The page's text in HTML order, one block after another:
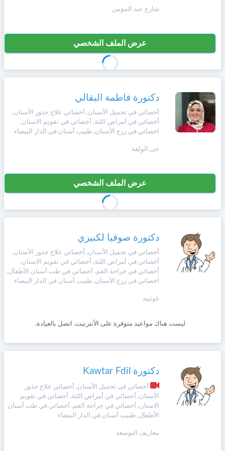
شارع عبد المؤمن
عرض الملف الشخصي
دكتورة فاطمة البقالي
أخصائي في تجميل الأسنان, أخصائي علاج جذور الأسنان,
أخصائي في أمراض اللثة, أخصائي في تقويم الاسنان,
اخصائي في زرع الأسنان, طبيب أسنان في الدار البيضاء
حي الولفة
عرض الملف الشخصي
دكتورة صوفيا لكنيزي
أخصائي في تجميل الأسنان, أخصائي علاج جذور الأسنان,
أخصائي في أمراض اللثة, أخصائي في تقويم الاسنان,
أخصائي في جراحة الفم, أخصائي في طب أسنان الأطفال,
اخصائي في زرع الأسنان, طبيب أسنان في الدار البيضاء
غوتييه
ليست هناك مواعيد متوفرة على الأنترنيت. اتصل بالعيادة.
دكتورة Kawtar Fdil
أخصائي في تجميل الأسنان, أخصائي علاج جذور
الأسنان, أخصائي في أمراض اللثة, أخصائي في تقويم
الاسنان, أخصائي في جراحة الفم, أخصائي في طب أسنان
الأطفال, طبيب أسنان في الدار البيضاء
معاريف التوسعة